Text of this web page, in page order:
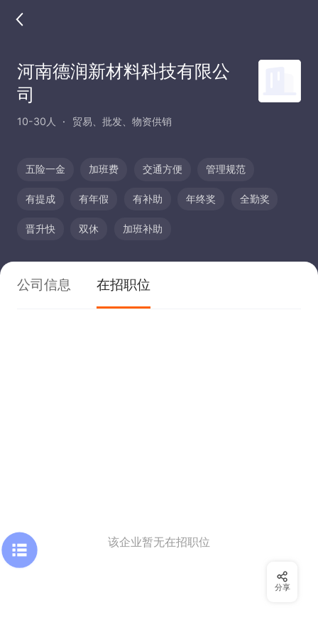
河南德润新材料科技有限公
司
10-30人 贸易、批发、物资供销
五险一金 加班费 交通方便 管理规范
有提成 有年假 有补助 年终奖 全勤奖
晋升快 双休 加班补助
公司信息 在招职位
该企业暂无在招职位
分享